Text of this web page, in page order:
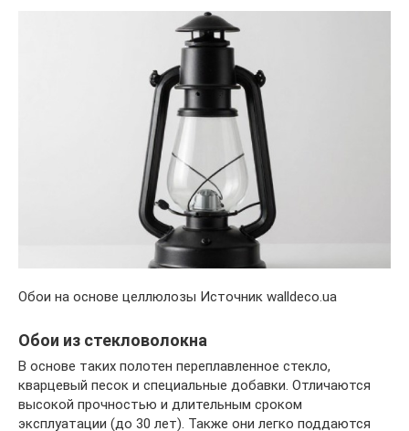
Обои на основе целлюлозы Источник walldeco.ua
Обои из стекловолокна
В основе таких полотен переплавленное стекло,
кварцевый песок и специальные добавки. Отличаются
высокой прочностью и длительным сроком
эксплуатации (до 30 лет). Также они легко поддаются